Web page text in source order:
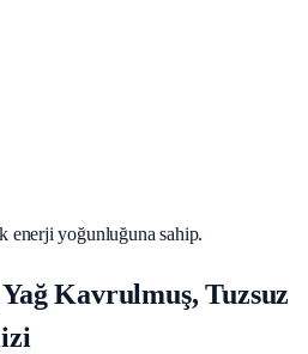
enerji yoğunluğuna sahip.
Kavrulmuş, Tuzsuz